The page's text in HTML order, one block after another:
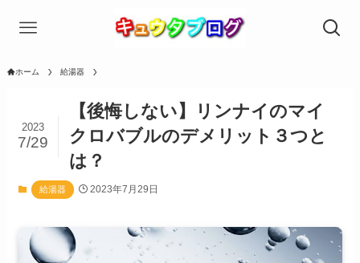
ホーム 給湯器
【後悔しない】リンナイのマイ
クロバブルのデメリット３つと
は？
2023
7/29
給湯器 2023年7月29日